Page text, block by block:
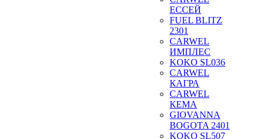
ЕССЕЙ
FUEL BLITZ
2301
CARWEL
ИМПЛЕС
KOKO SL036
CARWEL
КАГРА
CARWEL
КЕМА
GIOVANNA
BOGOTA 2401
KOKO SL507